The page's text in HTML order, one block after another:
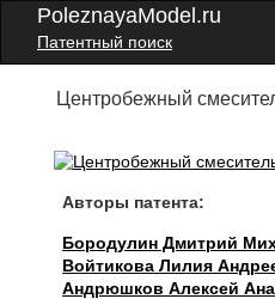
PoleznayaModel.ru
Патентный поиск
Центробежный
Авторы патента:
Бородулин Дмитрий
Войтикова Лилия
Андрюшков Алексей